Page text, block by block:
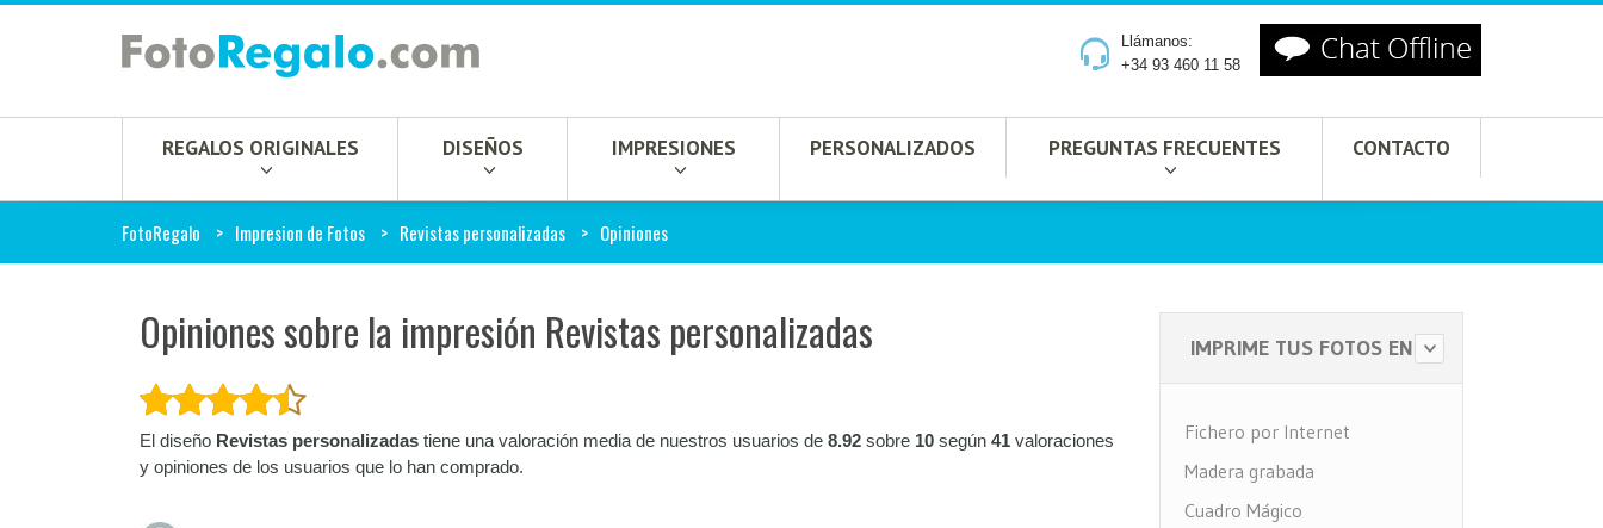
Llámanos:
+34 93 460 11 58
REGALOS ORIGINALES DISEÑOS IMPRESIONES PERSONALIZADOS PREGUNTAS FRECUENTES CONTACTO
FotoRegalo Impresion de Fotos Revistas personalizadas Opiniones
Opiniones sobre la impresión Revistas personalizadas
El diseño Revistas personalizadas tiene una valoración media de nuestros usuarios de 8.92 sobre 10 según 41 valoraciones
y opiniones de los usuarios que lo han comprado.
IMPRIME TUS FOTOS EN
Fichero por Internet
Madera grabada
Cuadro Mágico